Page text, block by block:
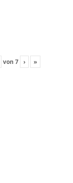
von 7 › »